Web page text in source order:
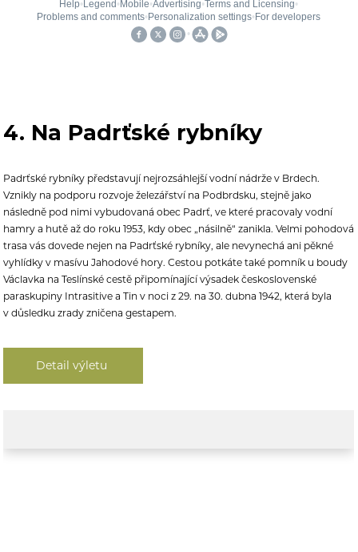
4. Na Padrťské rybníky
Padrťské rybníky představují nejrozsáhlejší vodní nádrže v Brdech.
Vznikly na podporu rozvoje železářství na Podbrdsku, stejně jako
následně pod nimi vybudovaná obec Padrť, ve které pracovaly vodní
hamry a hutě až do roku 1953, kdy obec „násilně“ zanikla.Velmi pohodová
trasa vás dovede nejen na Padrťské rybníky,ale nevynechá ani pěkné
vyhlídky v masívu Jahodové hory. Cestou potkáte také pomník u boudy
Václavka na Teslínské cestě připomínajícívýsadek československé
paraskupiny Intrasitive a Tin v noci z 29. na 30. dubna 1942, která byla
v důsledku zrady zničena gestapem.
Detail výletu